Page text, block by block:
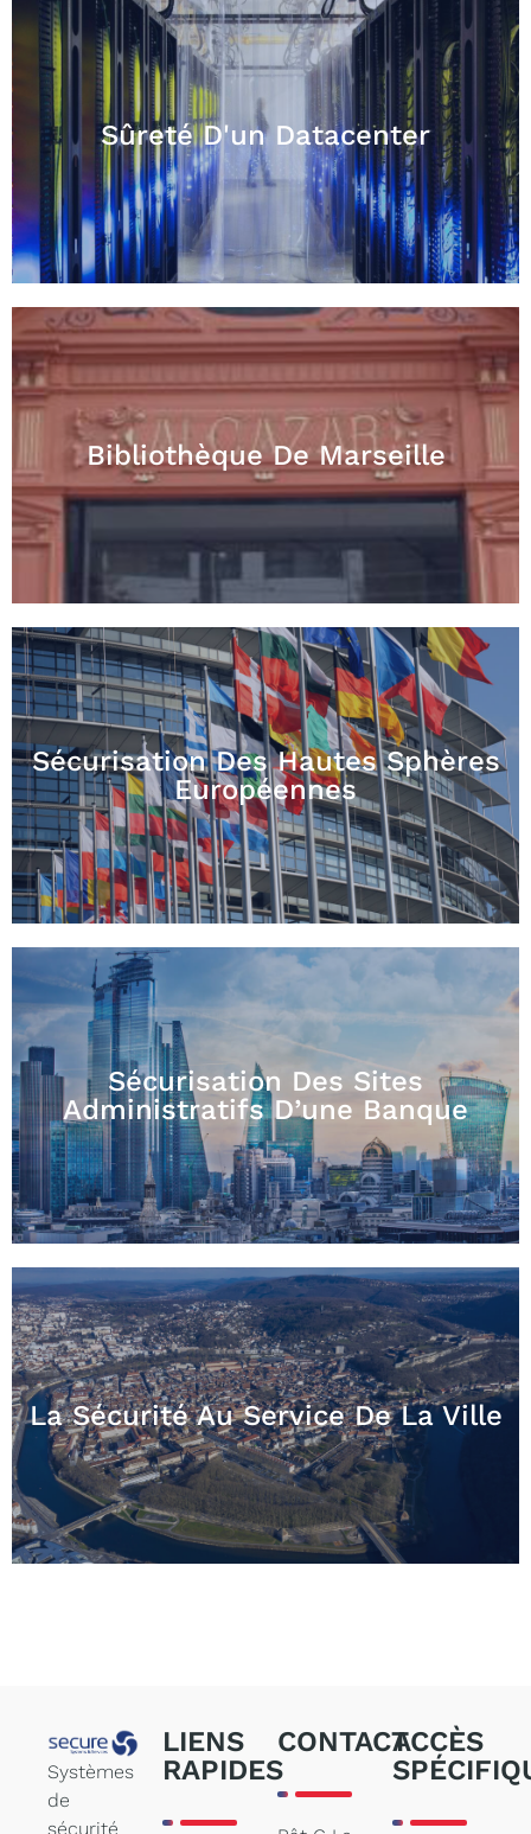
Sûreté D'un Datacenter
Bibliothèque De Marseille
Sécurisation Des Hautes Sphères
Européennes
Sécurisation Des Sites
Administratifs D’une Banque
La Sécurité Au Service De La Ville
Systèmes
de
sécurité
LIENS
RAPIDES
CONTACTACCÈS